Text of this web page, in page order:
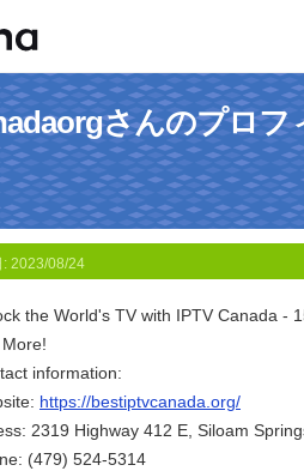
さんのプロフ
: 2023/08/24
the World's TV with IPTV Canada -
information:
https://bestiptvcanada.org/
2319 Highway 412 E, Siloam
(479) 524-5314